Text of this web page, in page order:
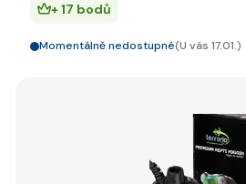
+ 17 bodů
Momentálně nedostupné(U vás 17.01.)